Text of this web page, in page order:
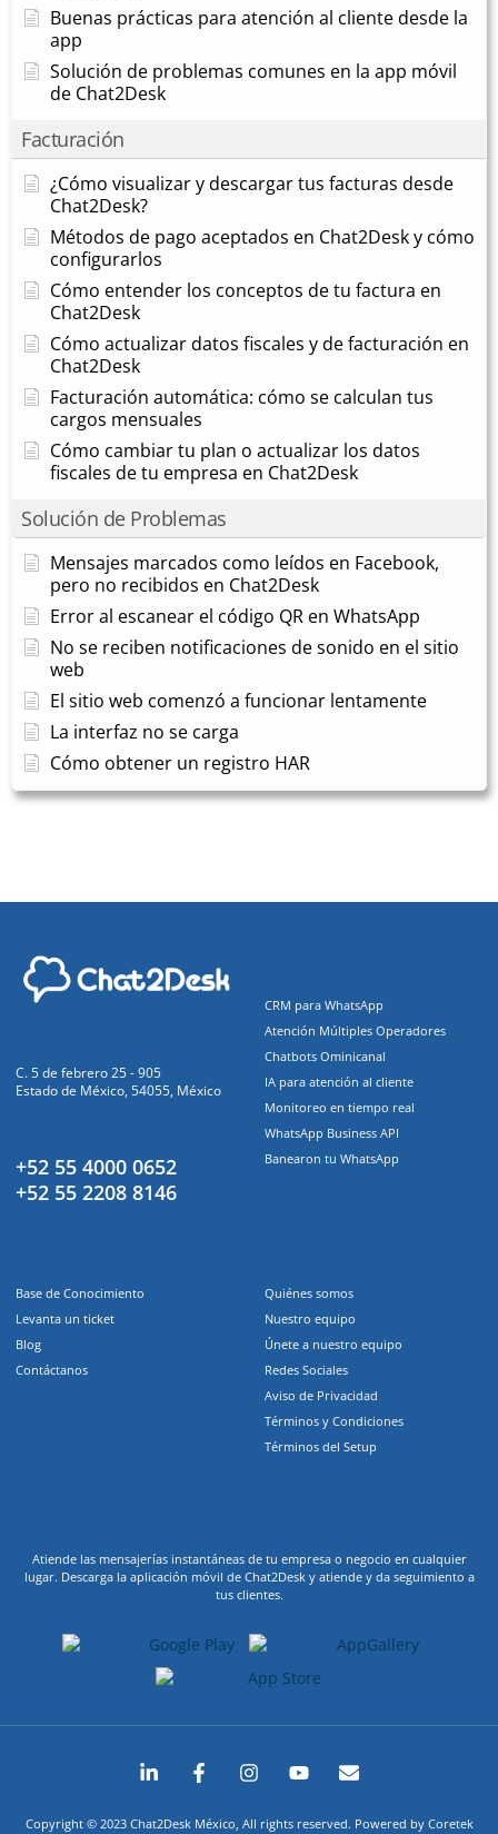
Buenas prácticas para atención al cliente desde la
app
Solución de problemas comunes en la app móvil
de Chat2Desk
Facturación
¿Cómo visualizar y descargar tus facturas desde
Chat2Desk?
Métodos de pago aceptados en Chat2Desk y cómo
configurarlos
Cómo entender los conceptos de tu factura en
Chat2Desk
Cómo actualizar datos fiscales y de facturación en
Chat2Desk
Facturación automática: cómo se calculan tus
cargos mensuales
Cómo cambiar tu plan o actualizar los datos
fiscales de tu empresa en Chat2Desk
Solución de Problemas
Mensajes marcados como leídos en Facebook,
pero no recibidos en Chat2Desk
Error al escanear el código QR en WhatsApp
No se reciben notificaciones de sonido en el sitio
web
El sitio web comenzó a funcionar lentamente
La interfaz no se carga
Cómo obtener un registro HAR
C. 5 de febrero 25 - 905
Estado de México, 54055, México
+52 55 4000 0652
+52 55 2208 8146
CRM para WhatsApp
Atención Múltiples Operadores
Chatbots Ominicanal
IA para atención al cliente
Monitoreo en tiempo real
WhatsApp Business API
Banearon tu WhatsApp
Base de Conocimiento
Levanta un ticket
Blog
Contáctanos
Quiénes somos
Nuestro equipo
Únete a nuestro equipo
Redes Sociales
Aviso de Privacidad
Términos y Condiciones
Términos del Setup
Atiende las mensajerías instantáneas de tu empresa o negocio en cualquier
lugar. Descarga la aplicación móvil de Chat2Desk y atiende y da seguimiento a
tus clientes.
Copyright © 2023 Chat2Desk México, All rights reserved. Powered by Coretek